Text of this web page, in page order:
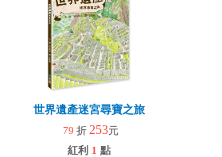
世界遺產迷宮尋寶之旅
79 折 253元
紅利 1 點